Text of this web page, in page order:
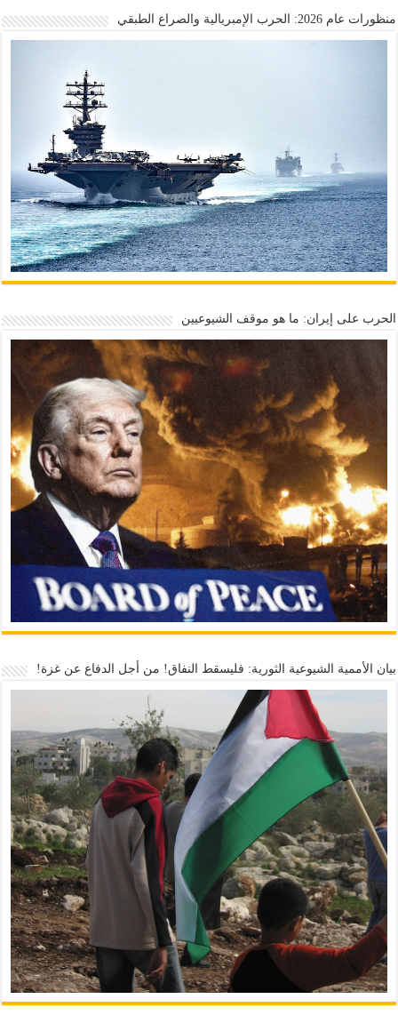
منظورات عام 2026: الحرب الإمبريالية والصراع الطبقي
الحرب على إيران: ما هو موقف الشيوعيين
بيان الأممية الشيوعية الثورية: فليسقط النفاق! من أجل الدفاع عن غزة!